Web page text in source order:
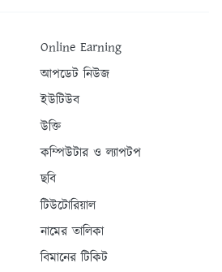
Online Earning
আপডেট নিউজ
ইউটিউব
উক্তি
কম্পিউটার ও ল্যাপটপ
ছবি
টিউটোরিয়াল
নামের তালিকা
বিমানের টিকিট